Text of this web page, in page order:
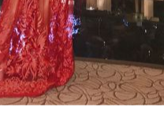
ADAUGA IN COS